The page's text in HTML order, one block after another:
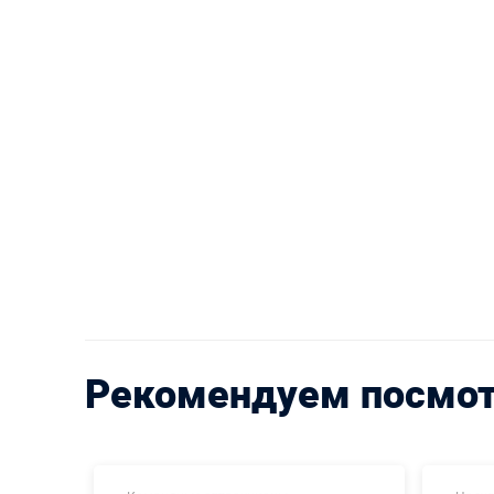
Рекомендуем